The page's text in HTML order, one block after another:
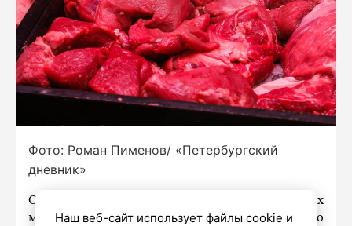
Фото: Роман Пименов/ «Петербургский
дневник»
Около трех процентов мяса в петербургских
магазинах не соответствует нормам по
Наш веб-сайт использует файлы cookie и